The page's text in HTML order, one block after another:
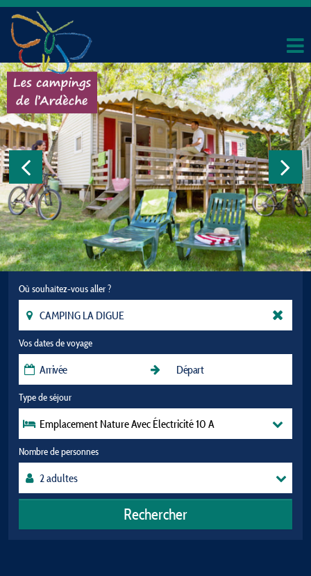
Où souhaitez-vous aller ?
Vos dates de voyage
Type de séjour
Emplacement Nature Avec Électricité 10 A
Nombre de personnes
Rechercher